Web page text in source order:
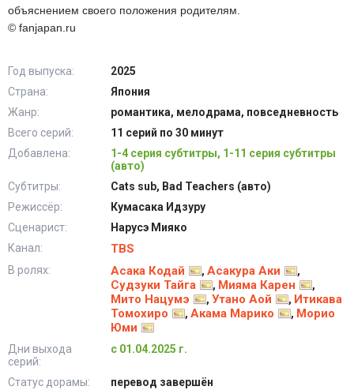
объяснением своего положения родителям.
© fanjapan.ru
Год выпуска:
2025
Страна:
Япония
Жанр:
романтика, мелодрама, повседневность
Всего серий:
11 серий по 30 минут
Добавлена:
1-4 серия субтитры, 1-11 серия субтитры
(авто)
Субтитры:
Cats sub, Bad Teachers (авто)
Режиссёр:
Кумасака Идзуру
Сценарист:
Нарусэ Мияко
Канал:
TBS
В ролях: Асака Кодай , Асакура Аки ,
Судзуки Тайга , Мияма Карен ,
Мито Нацумэ , Утано Аой , Итикава
Томохиро
, Акама Марико , Морио
Юми
Дни выхода
серий:
с 01.04.2025 г.
Статус дорамы: перевод завершён